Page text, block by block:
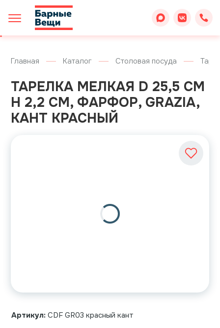
Главная Каталог Столовая посуда
ТАРЕЛКА МЕЛКАЯ D 25,5 СМ
H 2,2 СМ, ФАРФОР, GRAZIA,
КАНТ КРАСНЫЙ
Артикул: CDF GR03 красный кант